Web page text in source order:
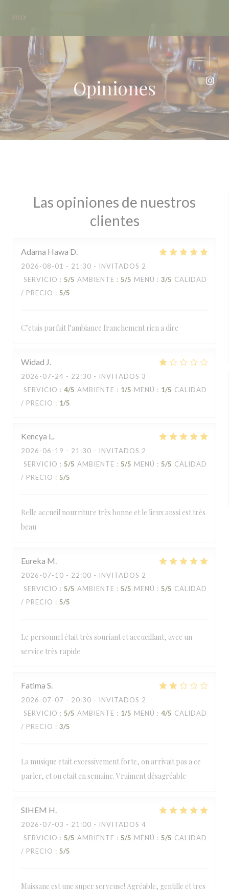
Opiniones
Las opiniones de nuestros
clientes
Adama Hawa D
2026-08-01 - 21:30 - INVITADOS 2
SERVICIO : 5/5 AMBIENTE : 5/5 MENÚ : 3/5 CALIDAD
/ PRECIO : 5/5
C’etais parfait l’ambiance franchement rien a dire
Widad J
2026-07-24 - 22:30 - INVITADOS 3
SERVICIO : 4/5 AMBIENTE : 1/5 MENÚ : 1/5 CALIDAD
/ PRECIO : 1/5
Kencya L
2026-06-19 - 21:30 - INVITADOS 2
SERVICIO : 5/5 AMBIENTE : 5/5 MENÚ : 5/5 CALIDAD
/ PRECIO : 5/5
Belle accueil nourriture très bonne et le lieux aussi est très
beau
Eureka M
2026-07-10 - 22:00 - INVITADOS 2
SERVICIO : 5/5 AMBIENTE : 5/5 MENÚ : 5/5 CALIDAD
/ PRECIO : 5/5
Le personnel était très souriant et accueillant, avec un
service très rapide
Fatima S
2026-07-07 - 20:30 - INVITADOS 2
SERVICIO : 5/5 AMBIENTE : 1/5 MENÚ : 4/5 CALIDAD
/ PRECIO : 3/5
La musique etait excessivement forte, on arrivait pas a ce
parler, et on etait en semaine. Vraiment désagréable
SIHEM H
2026-07-03 - 21:00 - INVITADOS 4
SERVICIO : 5/5 AMBIENTE : 5/5 MENÚ : 5/5 CALIDAD
/ PRECIO : 5/5
Maissane est une super serveuse! Agréable, gentille et tres